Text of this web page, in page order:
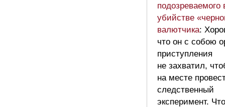
подозреваемого
убийстве
валютчика:
что он с собою
приступления
не захватил,
на месте
следственный
эксперимент.